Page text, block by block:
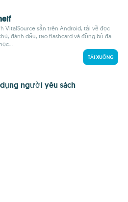
VitalSource sẵn trên Android, tải về đọc
đánh dấu, tạo flashcard và đồng bộ đa
TẢI XUỐNG
người yêu sách